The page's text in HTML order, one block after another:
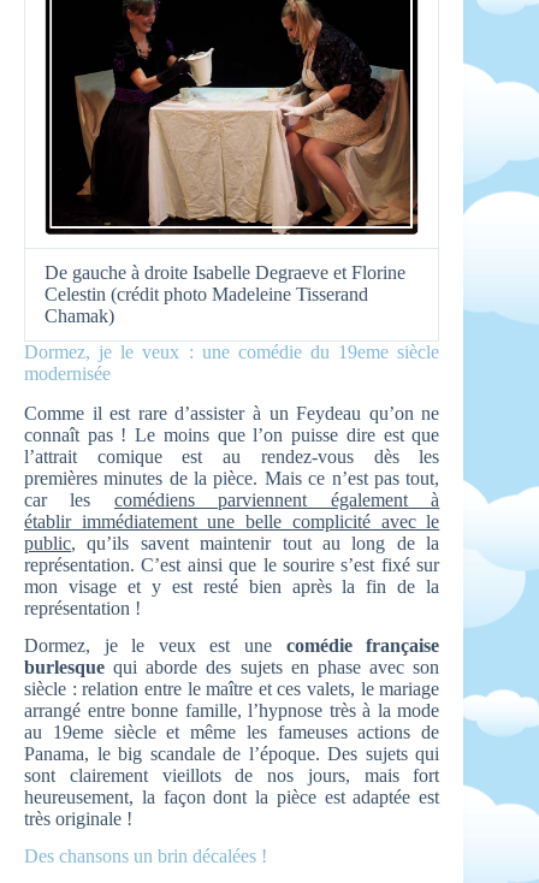
De gauche à droite Isabelle Degraeve et Florine
Celestin (crédit photo Madeleine Tisserand
Chamak)
Dormez, je le veux : une comédie du 19eme siècle
modernisée
Comme il est rare d’assister à un Feydeau qu’on ne
connaît pas ! Le moins que l’on puisse dire est que
l’attrait comique est au rendez-vous dès les
premières minutes de la pièce. Mais ce n’est pas tout,
car les comédiens parviennent également à
établir immédiatement une belle complicité avec le
public, qu’ils savent maintenir tout au long de la
représentation. C’est ainsi que le sourire s’est fixé sur
mon visage et y est resté bien après la fin de la
représentation !
Dormez, je le veux est une comédie française
burlesquequi aborde des sujets en phase avec son
siècle : relation entre le maître et ces valets, le mariage
arrangé entre bonne famille, l’hypnose très à la mode
au 19eme siècle et même les fameuses actions de
Panama, le big scandale de l’époque. Des sujets qui
sont clairement vieillots de nos jours, mais fort
heureusement, la façon dont la pièce est adaptée est
très originale !
Des chansons un brin décalées !